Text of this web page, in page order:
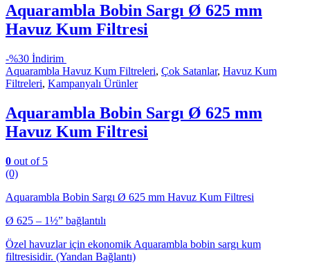
Aquarambla Bobin Sargı Ø 625 mm
Havuz Kum Filtresi
-%30 İndirim
Aquarambla Havuz Kum Filtreleri, Çok Satanlar, Havuz Kum
Filtreleri, Kampanyalı Ürünler
Aquarambla Bobin Sargı Ø 625 mm
Havuz Kum Filtresi
0 out of 5
(0)
Aquarambla Bobin Sargı Ø 625 mm Havuz Kum Filtresi
Ø 625 – 1½” bağlantılı
Özel havuzlar için ekonomik Aquarambla bobin sargı kum
filtresisidir. (Yandan Bağlantı)